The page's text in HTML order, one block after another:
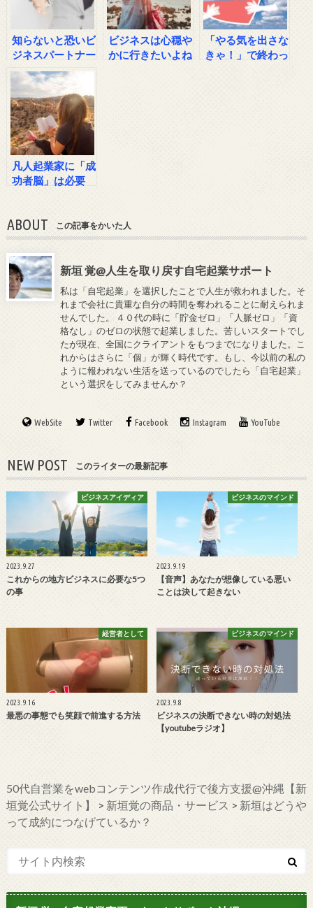
知らないと恐いビ
ジネスパートナー
選び【凡人起業家
必読】
ビジネスは心穏や
かに行きたいよね
「やる気を出さな
きゃ！」で終わっ
凡人起業家に「成
功者脳」は必要
ABOUT この記事をかいた人
新垣 覚@人生を取り戻す自宅起業サポート
私は「自宅起業」を選択したことで人生が救われました。そ
れまで会社に貴重な自分の時間を奪われることに耐えられま
せんでした。 ４０代の時に「貯金ゼロ」「人脈ゼロ」「資
格なし」のゼロの状態で起業しました。苦しいスタートでし
たが現在、全国にクライアントをもつまでになりました。こ
れからはさらに「個」が輝く時代です。もし、今以前の私の
ように報われない生活を送っているのでしたら「自宅起業」
という選択をしてみませんか？
WebSite Twitter Facebook Instagram YouTube
NEW POST このライターの最新記事
ビジネスアイディア
2023.9.27
これからの地方ビジネスに必要な5つ
の事
ビジネスのマインド
2023.9.19
【音声】あなたが想像している悪い
ことは決して起きない
経営者として
2023.9.16
最悪の事態でも笑顔で前進する方法
ビジネスのマインド
2023.9.8
ビジネスの決断できない時の対処法
【youtubeラジオ】
50代自営業をwebコンテンツ作成代行で後方支援@沖縄【新
垣覚公式サイト】
> 新垣覚の商品・サービス > 新垣はどうや
って成約につなげているか？